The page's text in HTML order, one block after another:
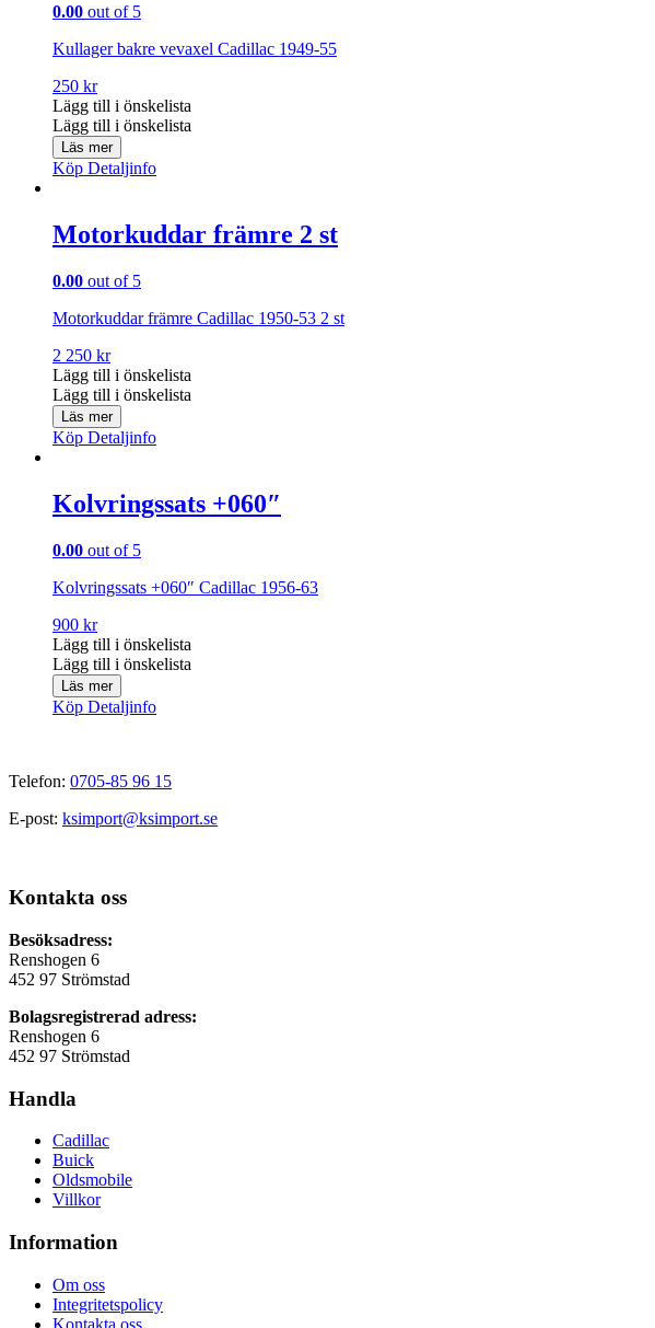
0.00 out of 5
Kullager bakre vevaxel Cadillac 1949-55
250 kr
Lägg till i önskelista
Lägg till i önskelista
Läs mer
Köp Detaljinfo
Motorkuddar främre 2 st
0.00 out of 5
Motorkuddar främre Cadillac 1950-53 2 st
2 250 kr
Lägg till i önskelista
Lägg till i önskelista
Läs mer
Köp Detaljinfo
Kolvringssats +060″
0.00 out of 5
Kolvringssats +060″ Cadillac 1956-63
900 kr
Lägg till i önskelista
Lägg till i önskelista
Läs mer
Köp Detaljinfo
Telefon: 0705-85 96 15
E-post: ksimport@ksimport.se
Kontakta oss
Besöksadress:
Renshogen 6
452 97 Strömstad
Bolagsregistrerad adress:
Renshogen 6
452 97 Strömstad
Handla
Cadillac
Buick
Oldsmobile
Villkor
Information
Om oss
Integritetspolicy
Kontakta oss